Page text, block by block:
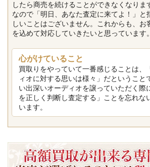
したら商売を続けることができなくなりま
なので「明日、あなた査定に来てよ！」と
しいことはございません。これからも、お
を込めて対応していきたいと思っています。
心がけていること
買取りをやっていて一番感じることは、
ィオに対する思いは様々」だということ
い出深いオーディオを譲っていただく際
を正しく判断し査定する」ことを忘れな
います。